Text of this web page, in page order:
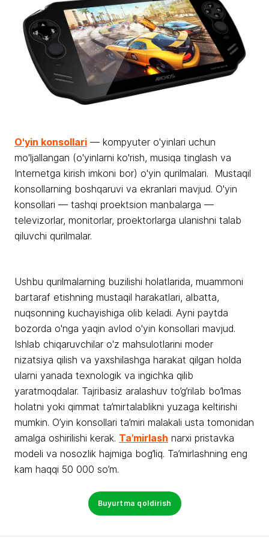
O'yin konsollari — kompyuter o'yinlari uchun
mo'ljallangan (o'yinlarni ko'rish, musiqa tinglash va
Internetga kirish imkoni bor) o'yin qurilmalari. Mustaqil
konsollarning boshqaruvi va ekranlari mavjud. O'yin
konsollari — tashqi proektsion manbalarga —
televizorlar, monitorlar, proektorlarga ulanishni talab
qiluvchi qurilmalar.
Ushbu qurilmalarning buzilishi holatlarida, muammoni
bartaraf etishning mustaqil harakatlari, albatta,
nuqsonning kuchayishiga olib keladi. Ayni paytda
bozorda o'nga yaqin avlod o'yin konsollari mavjud.
Ishlab chiqaruvchilar o'z mahsulotlarini moder
nizatsiya qilish va yaxshilashga harakat qilgan holda
ularni yanada texnologik va ingichka qilib
yaratmoqdalar. Tajribasiz aralashuv to’g’rilab bo’lmas
holatni yoki qimmat ta’mirtalablikni yuzaga keltirishi
mumkin. O’yin konsollari ta’miri malakali usta tomonidan
amalga oshirilishi kerak. Ta’mirlash narxi pristavka
modeli va nosozlik hajmiga bog’liq. Ta’mirlashning eng
kam haqqi 50 000 so’m.
Buyurtma qoldirish